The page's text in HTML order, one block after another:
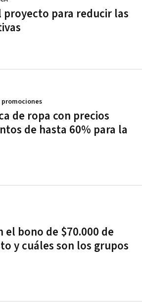
proyecto para reducir las
de ropa con precios
de hasta 60% para la
el bono de $70.000 de
y cuáles son los grupos